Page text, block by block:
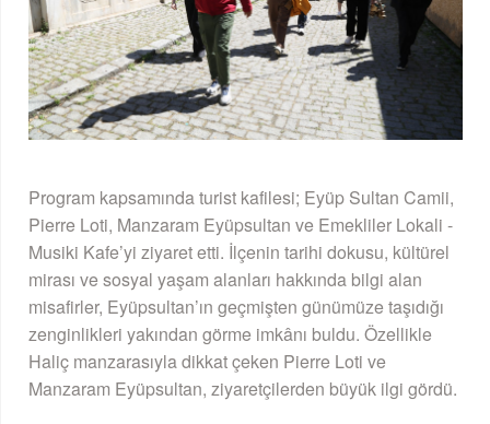
Program kapsamında turist kafilesi; Eyüp Sultan Camii,
Pierre Loti, Manzaram Eyüpsultan ve Emekliler Lokali -
Musiki Kafe’yi ziyaret etti. İlçenin tarihi dokusu, kültürel
mirası ve sosyal yaşam alanları hakkında bilgi alan
misafirler, Eyüpsultan’ın geçmişten günümüze taşıdığı
zenginlikleri yakından görme imkânı buldu. Özellikle
Haliç manzarasıyla dikkat çeken Pierre Loti ve
Manzaram Eyüpsultan, ziyaretçilerden büyük ilgi gördü.